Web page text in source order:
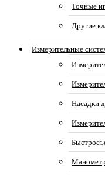
Точные
Другие
Измерительные
Насадки